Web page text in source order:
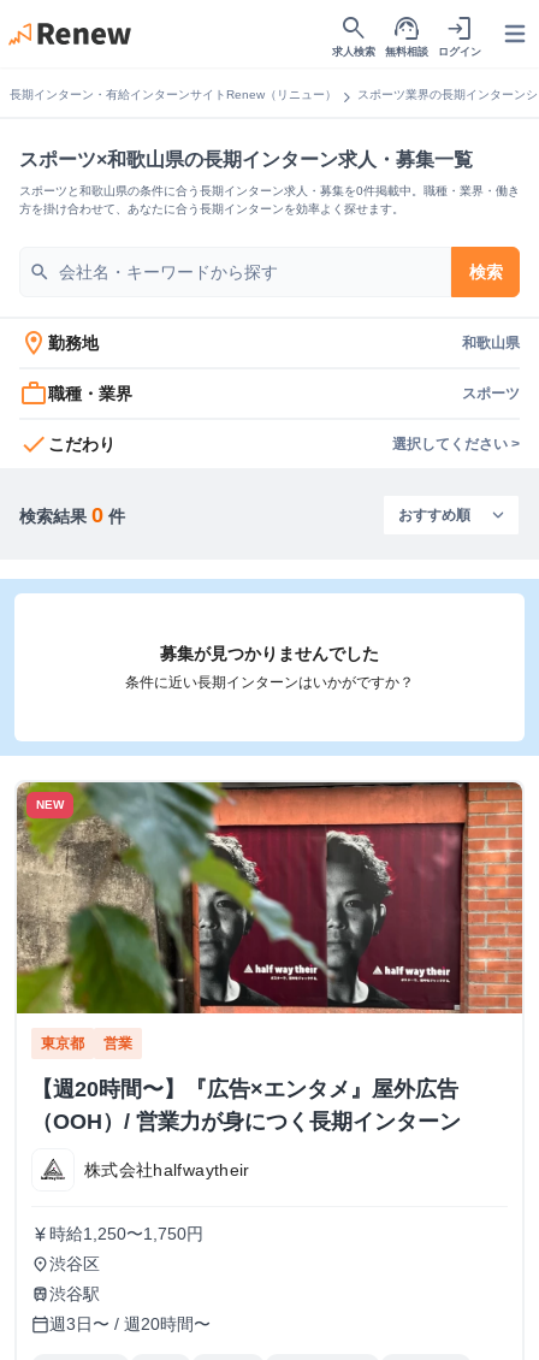
search
求人検索
support_agent
無料相談
login
ログイン
長期インターン・有給インターンサイトRenew（リニュー） chevron_right スポーツ業界の長期インターン
スポーツ×和歌山県の長期インターン求人・募集一覧
スポーツと和歌山県の条件に合う長期インターン求人・募集を0件掲載中。職種・業界・働き
方を掛け合わせて、あなたに合う長期インターンを効率よく探せます。
search 検索
location_on 勤務地 和歌山県
work_outline職種・業界 スポーツ
check こだわり 選択してください >
検索結果 0 件
募集が見つかりませんでした
条件に近い長期インターンはいかがですか？
NEW
東京都 営業
【週20時間〜】『広告×エンタメ』屋外広告
（OOH）/ 営業力が身につく長期インターン
株式会社halfwaytheir
currency_yen 時給1,250〜1,750円
place渋谷区
train渋谷駅
calendar_today週3日〜 / 週20時間〜